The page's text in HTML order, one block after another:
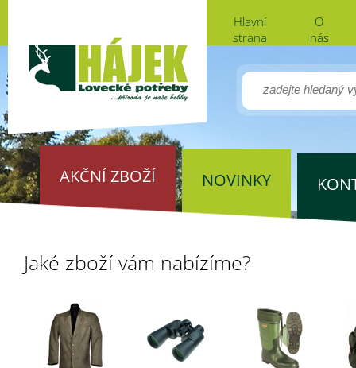
Hlavní
strana
O
nás
AKČNÍ ZBOŽÍ NOVINKY
Jaké zboží vám nabízíme?